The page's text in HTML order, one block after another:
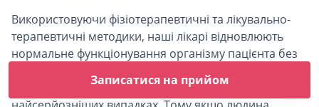
Використовуючи фізіотерапевтичні та лікувально-
терапевтичні методики, наші лікарі відновлюють
нормальне функціонування організму пацієнта без
правильно призначені медикаменти допомагають в
Записатися на прийом